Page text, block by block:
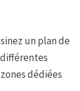
un plan de
différentes
dédiées